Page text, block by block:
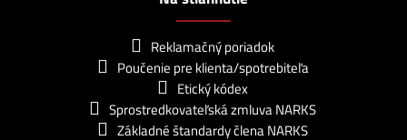
Reklamačný poriadok
Poučenie pre klienta/spotrebiteľa
Etický kódex
Sprostredkovateľská zmluva NARKS
Základné štandardy člena NARKS